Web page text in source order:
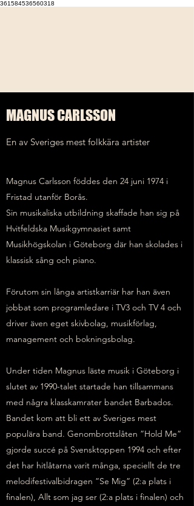
361584536560318
MAGNUS CARLSSON
En av Sveriges mest folkkära artister
Magnus Carlsson föddes den 24 juni 1974 i
Fristad utanför Borås.
Sin musikaliska utbildning skaffade han sig på
Hvitfeldska Musikgymnasiet samt
Musikhögskolan i Göteborg där han skolades i
klassisk sång och piano.
Förutom sin långa artistkarriär har han även
jobbat som programledare i TV3 och TV 4 och
driver även eget skivbolag, musikförlag,
management och bokningsbolag.
Under tiden Magnus läste musik i Göteborg i
slutet av 1990-talet startade han tillsammans
med några klasskamrater bandet Barbados.
Bandet kom att bli ett av Sveriges mest
populära band. Genombrottslåten ”Hold Me”
gjorde succé på Svensktoppen 1994 och efter
det har hitlåtarna varit många, speciellt de tre
melodifestivalbidragen ”Se Mig” (2:a plats i
finalen), Allt som jag ser (2:a plats i finalen) och